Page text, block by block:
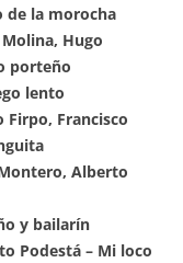
de la morocha
Hugo
porteño
lento
Firpo, Francisco
Alberto
y bailarín
Podestá – Mi loco